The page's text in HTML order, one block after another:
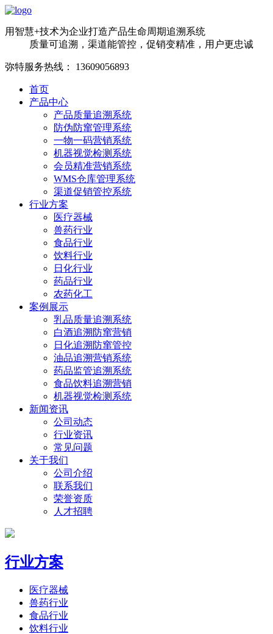
用智慧+技术为企业打造产品生命周期追溯系统
质量可追溯，渠道能管控，促销变精准，用户更忠诚
弥特服务热线： 13609056893
首页
产品中心
产品质量追溯系统
防伪防窜管理系统
一物一码营销系统
机器视觉检测系统
会员精准营销系统
WMS仓库管理系统
渠道促销管控系统
行业方案
医疗器械
兽药行业
食品行业
饮料行业
日化行业
药品行业
农药化工
案例展示
乳品质量追溯系统
白酒追溯防窜营销
日化追溯防窜管控
油品追溯营销系统
药品监管追溯系统
食品饮料追溯营销
机器视觉检测系统
新闻资讯
公司动态
行业资讯
常见问题
关于我们
公司介绍
联系我们
荣誉资质
人才招聘
行业方案
医疗器械
兽药行业
食品行业
饮料行业